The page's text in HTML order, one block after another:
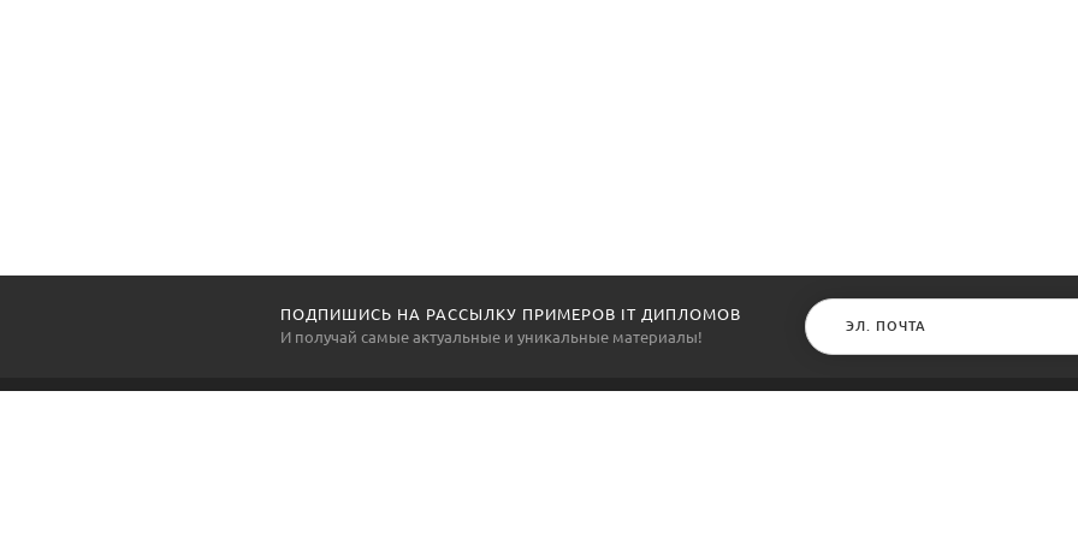
ПОДПИШИСЬ НА РАССЫЛКУ ПРИМЕРОВ IT ДИПЛОМОВ
И получай самые актуальные и уникальные материалы!